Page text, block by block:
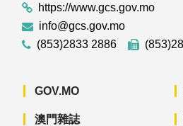
https://www.gcs.gov.mo
info@gcs.gov.mo
(853)2833 2886
GOV.MO
澳門雜誌